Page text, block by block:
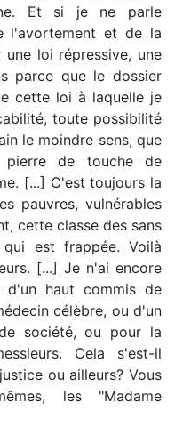
Et si je ne parle
l'avortement et de la
loi répressive, une
parce que le dossier
cette loi à laquelle je
toute possibilité
le moindre sens, que
de touche de
[...] C'est toujours la
pauvres, vulnérables
cette classe des sans
est frappée. Voilà
[...] Je n'ai encore
d'un haut commis de
célèbre, ou d'un
société, ou pour la
Cela s'est-il
ou ailleurs? Vous
les "Madame